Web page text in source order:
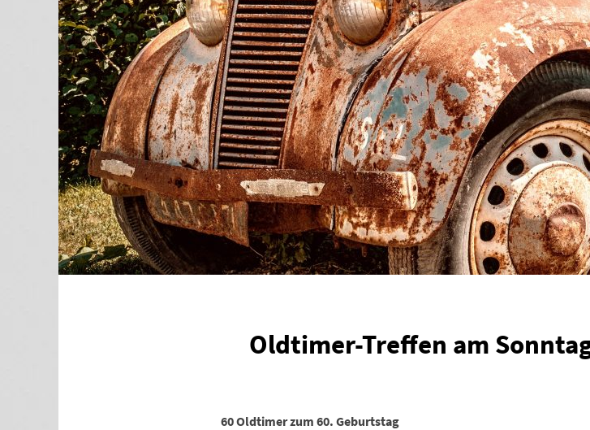
Oldtimer-Treffen am
60 Oldtimer zum 60. Geburtstag